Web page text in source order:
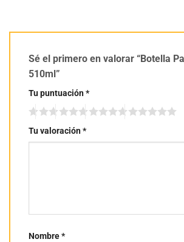
Sé el primero en valorar “Botella
510ml”
Tu puntuación*
Tu valoración*
Nombre*